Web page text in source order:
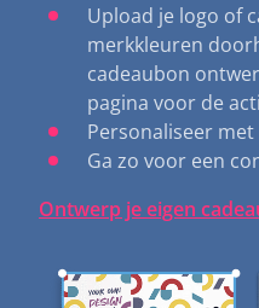
Upload je logo of
merkkleuren
cadeaubon
pagina voor de
Personaliseer
Ga zo voor een
Ontwerp je eigen